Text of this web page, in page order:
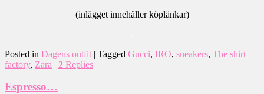
(inlägget innehåller köplänkar)
Posted in Dagens outfit | Tagged Gucci, IRO, sneakers, The shirt
factory, Zara | 2 Replies
Espresso…